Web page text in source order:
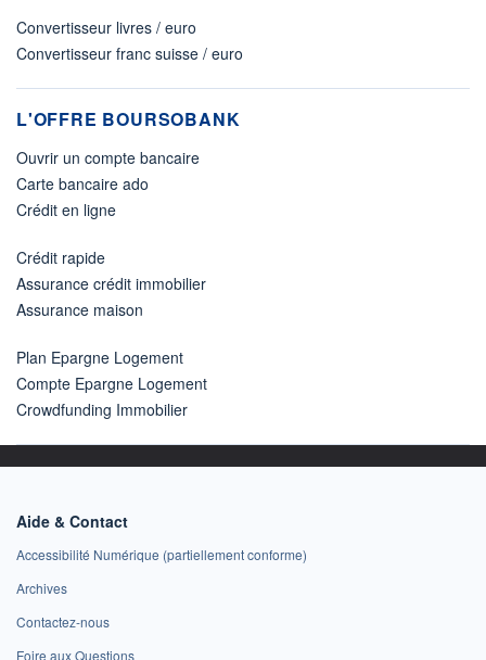
Convertisseur livres / euro
Convertisseur franc suisse / euro
L'OFFRE BOURSOBANK
Ouvrir un compte bancaire
Carte bancaire ado
Crédit en ligne
Crédit rapide
Assurance crédit immobilier
Assurance maison
Plan Epargne Logement
Compte Epargne Logement
Crowdfunding Immobilier
Aide & Contact
Accessibilité Numérique (partiellement conforme)
Archives
Contactez-nous
Foire aux Questions